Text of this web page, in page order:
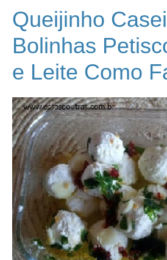
Queijinho
Bolinhas
e Leite Como